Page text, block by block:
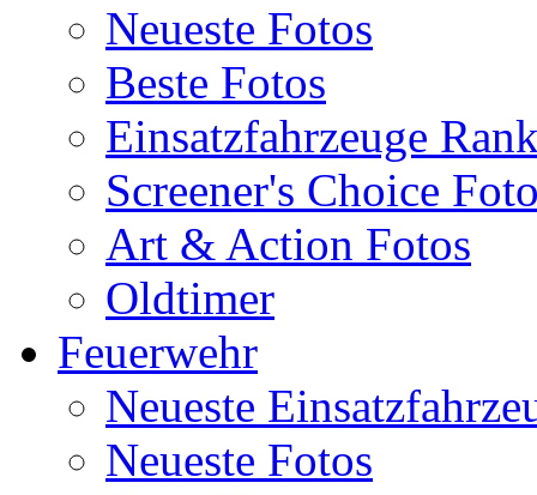
Neueste Fotos
Beste Fotos
Einsatzfahrzeuge
Screener's Choice
Art & Action Fotos
Oldtimer
Feuerwehr
Neueste
Neueste Fotos